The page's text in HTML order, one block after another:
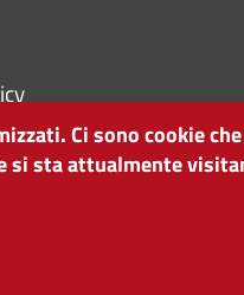
sito
cookie
Ci sono cookie
sta attualmente